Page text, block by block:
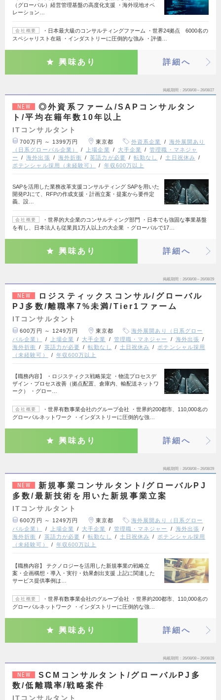
（グローバル）経営管理基盤の高度化支援 ・海外現地オペ
レーション…
会社概要
・日本最大級のコンサルティングファーム ・世界24拠点 6000名の
スペシャリスト在籍 ・インダストリーに圧倒的な強み ・評価…
興味あり 詳細へ
掲載期間 26/08/08～26/08/27
NEW
◎外資系ファーム/SAPコンサルタン
ト/平均在籍年数10年以上
ITコンサルタント
700万円 ～ 1399万円 東京都 外資系企業
海外展開あり
（日系グローバル企業）
上場企業 大手企業
管理職・マネジャ
ー
海外出張 海外折衝 英語力が必要 転勤なし
土日祝休み
ポテンシャル採用（未経験可）
年収600万以上
SAPを活用した業務改革支援コンサルティング SAPを用いた
開発PJにて、RFPの作成支援・計画立案・提案から要件定
義、設…
会社概要
・世界的大企業のコンサルティング部門 ・日本でも強固な事業基盤
を有し、日本法人も従業員1万人以上の大企業 ・グローバルで17…
興味あり 詳細へ
掲載期間 26/08/08～26/08/29
NEW
ロジスティックスコンサル/グローバル
PJ多数/離職率7%未満/Tier1ファーム
ITコンサルタント
600万円 ～ 1249万円 東京都
海外展開あり（日系グロー
バル企業）
上場企業 大手企業 管理職・マネジャー
海外出張
海外折衝
英語力が必要 転勤なし 土日祝休み
ポテンシャル採用
（未経験可）
年収600万以上
【職務内容】 ・ロジスティクス戦略策定 ・物流プロセスデ
ザイン・プロセス改善（拠点配置、倉庫内、輸配送ネットワ
ーク） ・グロー…
会社概要
・世界有数事業会社のグループ会社 ・世界約200都市、110,000名の
グローバルネットワーク ・インダストリーに圧倒的な強…
興味あり 詳細へ
掲載期間 26/08/08～26/08/29
NEW
新規事業コンサルタント/グローバルPJ
多数/最新技術を用いた新規事業立案
ITコンサルタント
600万円 ～ 1249万円 東京都
海外展開あり（日系グロー
バル企業）
上場企業 大手企業 管理職・マネジャー
海外出張
海外折衝
英語力が必要 転勤なし 土日祝休み
ポテンシャル採用
（未経験可）
年収600万以上
【職務内容】 テクノロジーを活用した新規事業の戦略立
案・企画構想・導入・実行・効果創出支援 上記に関連した
サービス提供事例は…
会社概要
・世界有数事業会社のグループ会社 ・世界約200都市、110,000名の
グローバルネットワーク ・インダストリーに圧倒的な強…
興味あり 詳細へ
掲載期間 26/08/08～26/08/28
NEW
SCMコンサルタント/グローバルPJ多
数/低離職率/戦略案件
ITコンサルタント